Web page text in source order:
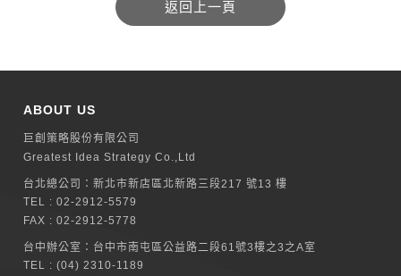
ABOUT US
巨創策略股份有限公司
Greatest Idea Strategy Co.,Ltd
台北總公司：新北巿新店區北新路三段217 號13 樓
TEL :02-2912-5579
FAX : 02-2912-5778
台中辦公室： 台中市南屯區公益路二段61號3樓之3之A室
TEL :(04) 2310-1189